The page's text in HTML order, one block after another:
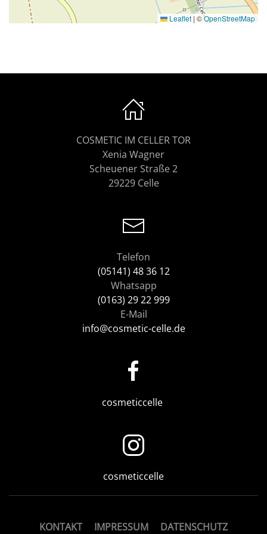
Leaflet | ©OpenStreetMap
COSMETIC IM CELLER TOR
Xenia Wagner
Scheuener Straße 2
29229 Celle
Telefon
(05141) 48 36 12
Whatsapp
(0163) 29 22 999
E-Mail
info@cosmetic-celle.de
cosmeticcelle
cosmeticcelle
KONTAKT IMPRESSUM DATENSCHUTZ